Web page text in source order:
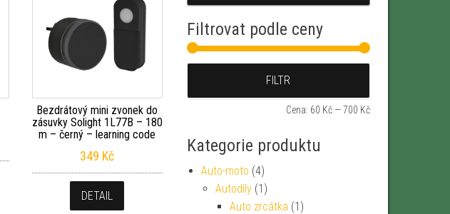
Bezdrátový mini zvonek do
zásuvky Solight 1L77B – 180
m – černý – learning code
349 Kč
DETAIL
Filtrovat podle ceny
FILTR
Cena: 60 Kč —700 Kč
Kategorie produktu
Auto-moto (4)
Autodíly (1)
Auto zrcátka (1)